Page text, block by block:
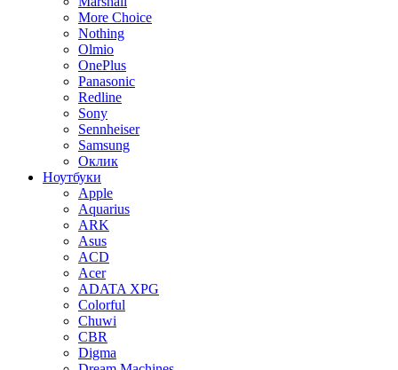
More Choice
Nothing
Olmio
OnePlus
Panasonic
Redline
Sony
Sennheiser
Samsung
Оклик
Ноутбуки
Apple
Aquarius
ARK
Asus
ACD
Acer
ADATA XPG
Colorful
Chuwi
CBR
Digma